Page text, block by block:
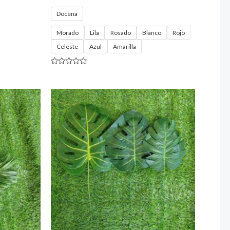
Docena
Morado Lila Rosado Blanco
Rojo
Celeste
Azul Amarilla
de
5